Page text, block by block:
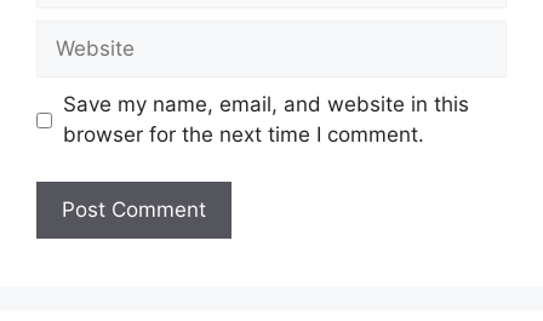
Website
Save my name, email, and website in this
browser for the next time I comment.